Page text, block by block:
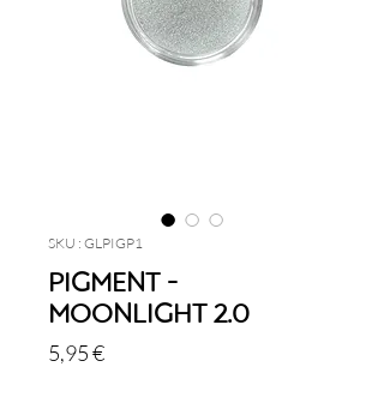
SKU : GLPIGP1
Pigment -
Moonlight 2.0
5,95 €Prix